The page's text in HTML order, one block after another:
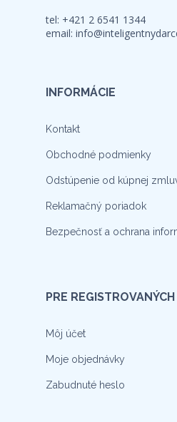
tel: +421 2 6541 1344
email:
INFORMÁCIE
Kontakt
Obchodné podmienky
Odstúpenie od kúpnej
Reklamačný poriadok
Bezpečnosť a ochrana
PRE REGISTROVANÝCH
Môj účet
Moje objednávky
Zabudnuté heslo